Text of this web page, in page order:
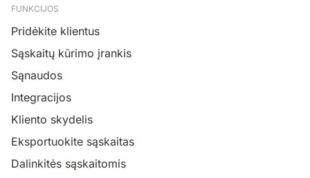
FUNKCIJOS
Pridėkite klientus
Sąskaitų kūrimo įrankis
Sąnaudos
Integracijos
Kliento skydelis
Eksportuokite sąskaitas
Dalinkitės sąskaitomis